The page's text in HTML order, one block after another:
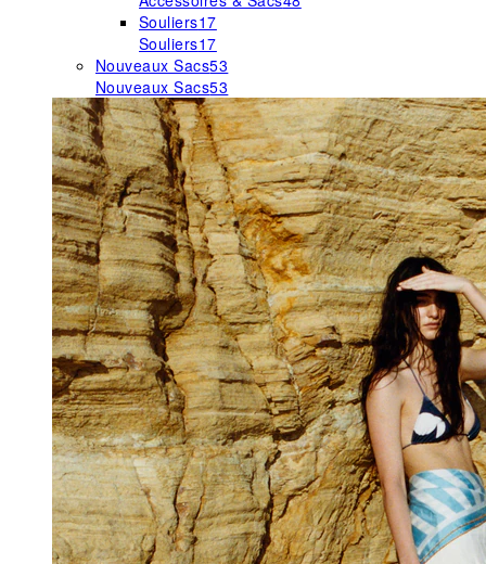
Souliers17
Souliers17
Nouveaux Sacs53
Nouveaux Sacs53